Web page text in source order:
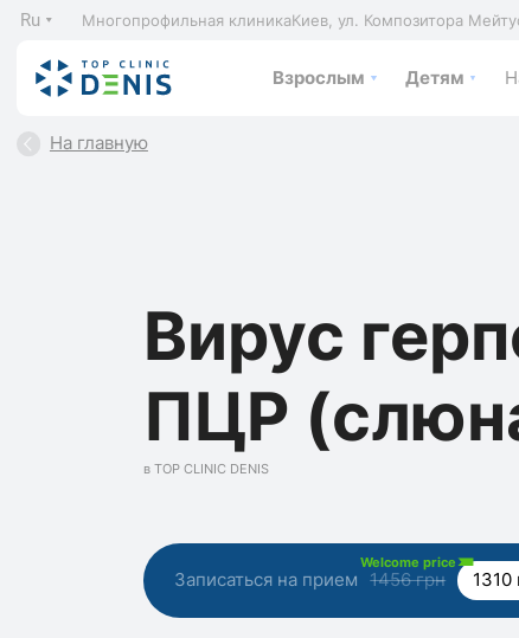
Ru Многопрофильная клиникаКиев, ул. Композитора
Взрослым Детям
На главную
Вирус
ПЦР
в TOP CLINIC DENIS
Записаться на прием
Welcome price
1456 грн 1310